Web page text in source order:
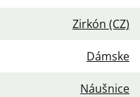
Zirkón (CZ)
Dámske
Náušnice